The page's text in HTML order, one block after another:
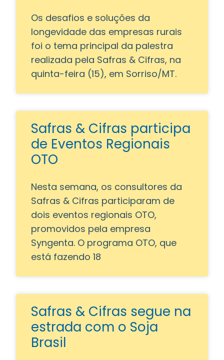
Os desafios e soluções da
longevidade das empresas rurais
foi o tema principal da palestra
realizada pela Safras & Cifras, na
quinta-feira (15), em Sorriso/MT.
Safras & Cifras participa
de Eventos Regionais
OTO
Nesta semana, os consultores da
Safras & Cifras participaram de
dois eventos regionais OTO,
promovidos pela empresa
Syngenta. O programa OTO, que
está fazendo 18
Safras & Cifras segue na
estrada com o Soja
Brasil